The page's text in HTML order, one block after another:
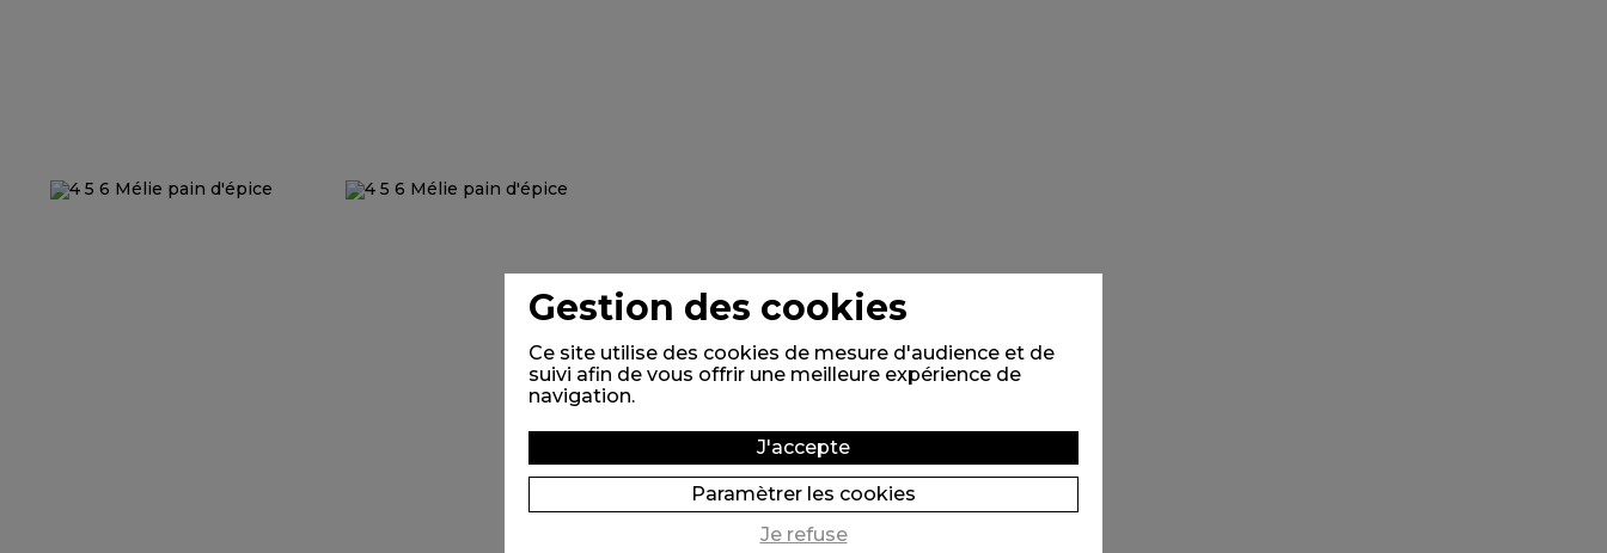
Gestion des cookies
Ce site utilise des cookies de mesure d'audience et de
suivi afin de vous offrir une meilleure expérience de
navigation.
J'accepte
Paramètrer les cookies
Je refuse